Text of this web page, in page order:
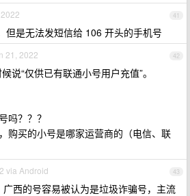
41
但是无法发短信给 106 开头的手机号
42
21, 2022
说“仅供已有联通小号用户充值”。
吗？？？
购买的小号是哪家运营商的（电信、联
43
via Android
广西的号容易被认为是垃圾诈骗号，主流